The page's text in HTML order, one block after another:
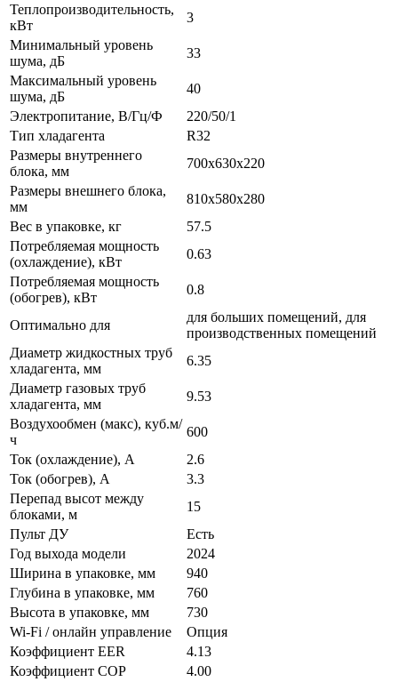
Теплопроизводительность,
кВт
3
Минимальный уровень
шума, дБ
33
Максимальный уровень
шума, дБ
40
Электропитание, В/Гц/Ф
220/50/1
Тип хладагента
R32
Размеры внутреннего
блока, мм
700x630x220
Размеры внешнего блока,
мм
810x580x280
Вес в упаковке, кг
57.5
Потребляемая мощность
(охлаждение), кВт
0.63
Потребляемая мощность
(обогрев), кВт
0.8
Оптимально для
для больших помещений, для
производственных помещений
Диаметр жидкостных труб
хладагента, мм
6.35
Диаметр газовых труб
хладагента, мм
9.53
Воздухообмен (макс), куб.м/
ч
600
Ток (охлаждение), А
2.6
Ток (обогрев), А
3.3
Перепад высот между
блоками, м
15
Пульт ДУ
Есть
Год выхода модели
2024
Ширина в упаковке, мм
940
Глубина в упаковке, мм
760
Высота в упаковке, мм
730
Wi-Fi / онлайн управление
Опция
Коэффициент EER
4.13
Коэффициент COP
4.00